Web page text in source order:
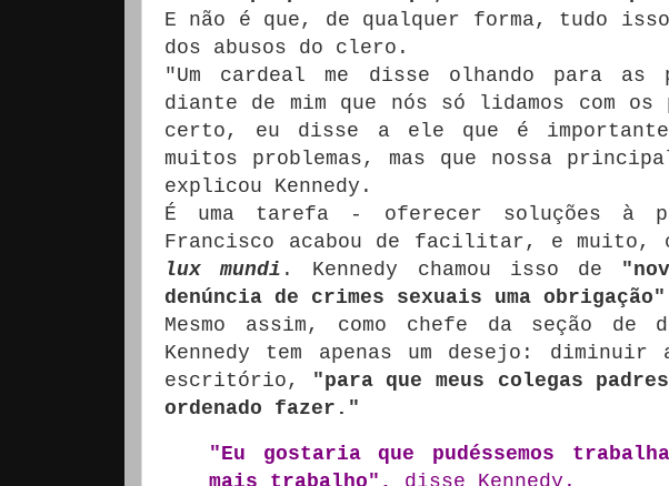
E não é que, de qualquer forma, tudo
dos abusos do clero.
"Um cardeal me disse olhando para
diante de mim que nós só lidamos com
certo, eu disse a ele que é importante
muitos problemas, mas que nossa
explicou Kennedy.
É uma tarefa - oferecer soluções à
Francisco acabou de facilitar, e muito,
lux mundi . Kennedy chamou isso de
denúncia de crimes sexuais uma obrigação"
Mesmo assim, como chefe da seção
Kennedy tem apenas um desejo: diminuir
escritório,
"para que meus colegas
ordenado fazer."
"Eu gostaria que pudéssemos
mais trabalho", disse Kennedy.